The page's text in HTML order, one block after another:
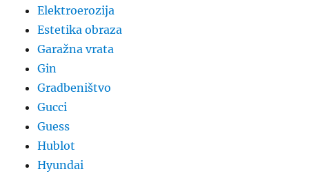
Elektroerozija
Estetika obraza
Garažna vrata
Gin
Gradbeništvo
Gucci
Guess
Hublot
Hyundai